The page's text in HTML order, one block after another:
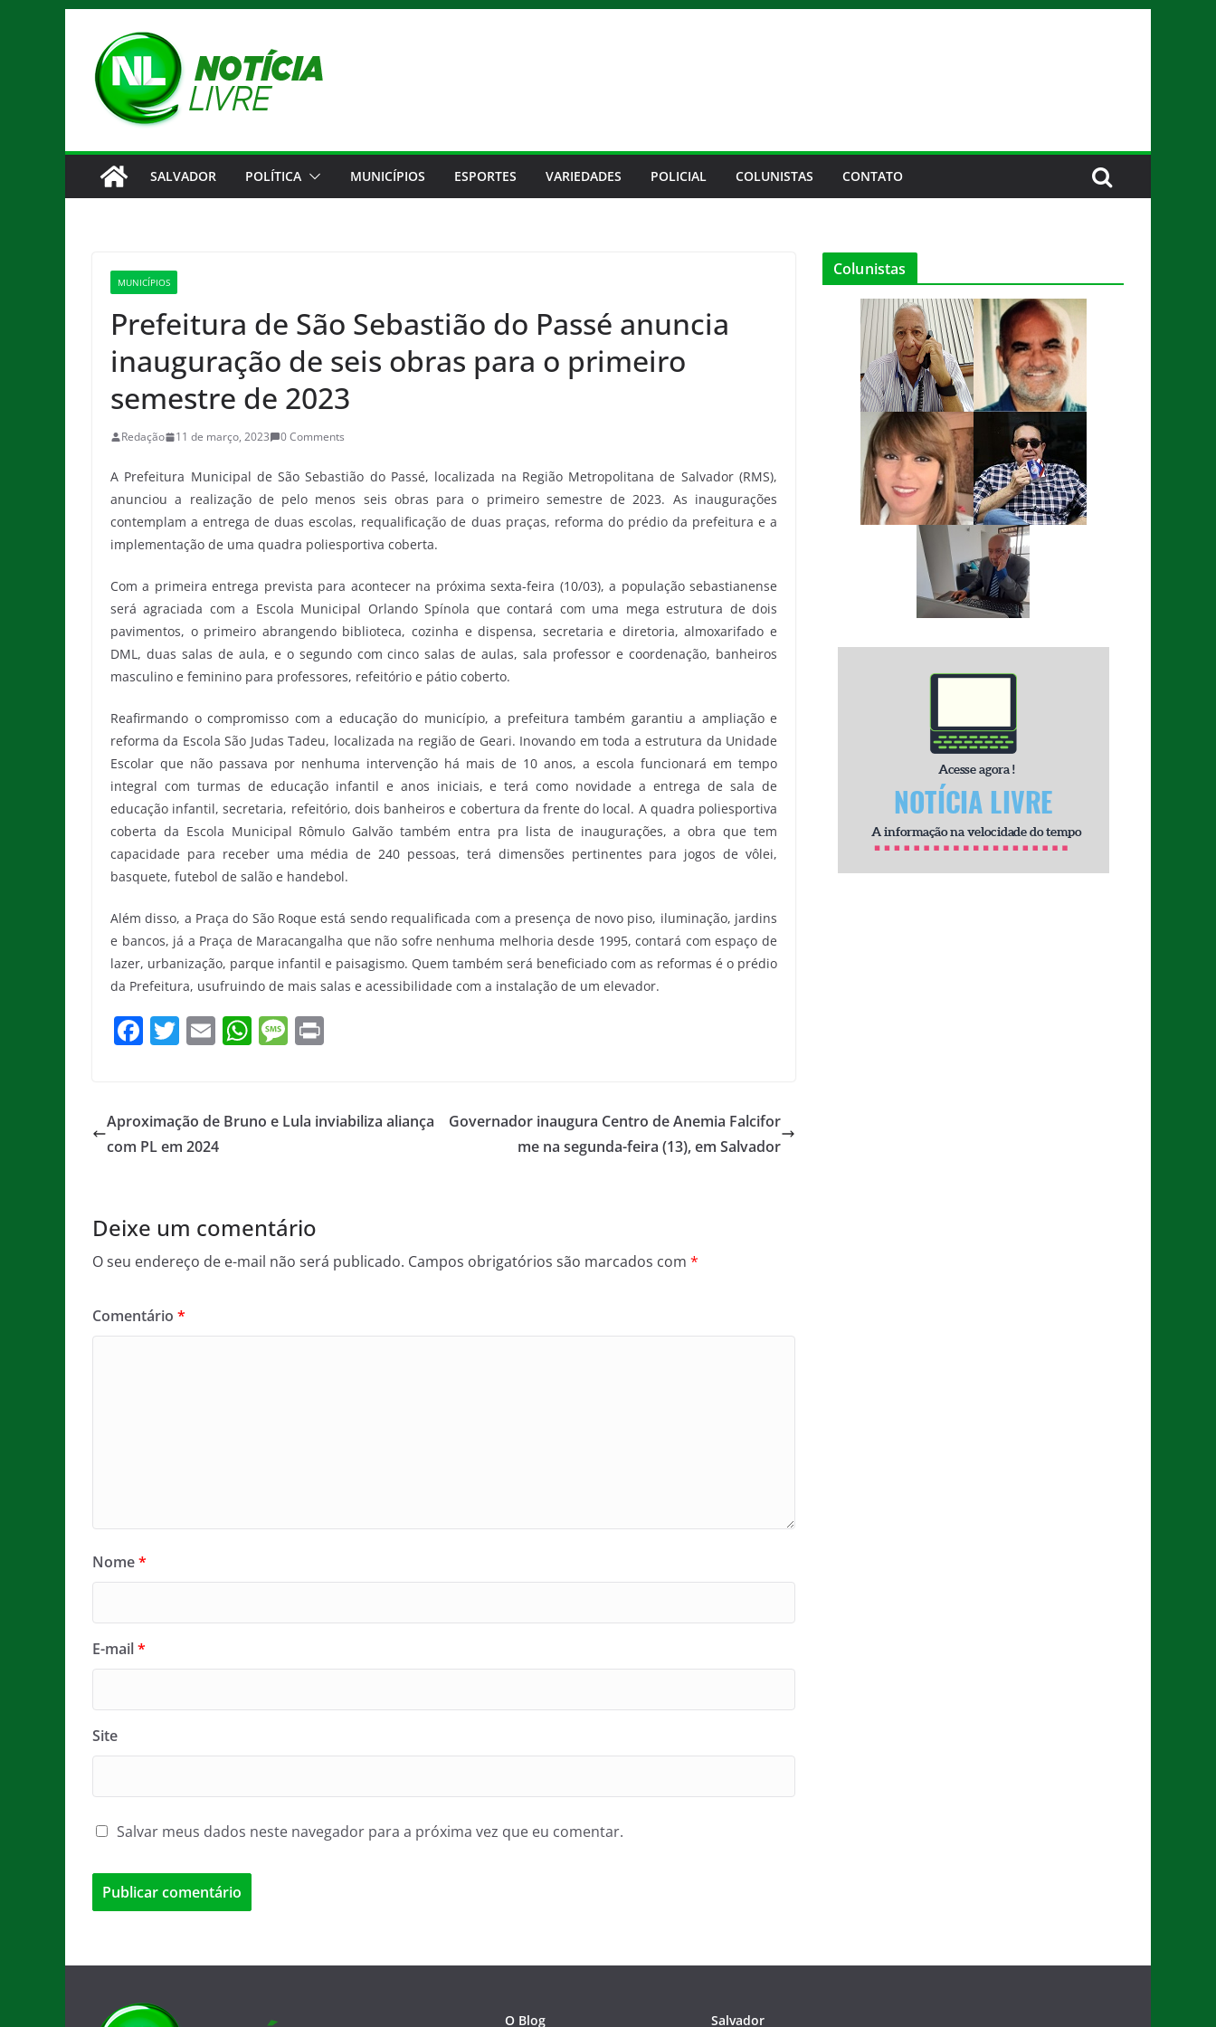
conteúdo
SALVADOR POLÍTICA MUNICÍPIOS ESPORTES VARIEDADES POLICIAL COLUNISTAS CONTATO
MUNICÍPIOS
Prefeitura de São Sebastião do Passé anuncia
inauguração de seis obras para o primeiro
semestre de 2023
Redação 11 de março, 2023 0 Comments
A Prefeitura Municipal de São Sebastião do Passé, localizada na Região Metropolitana de Salvador (RMS),
anunciou a realização de pelo menos seis obras para o primeiro semestre de 2023. As inaugurações
contemplam a entrega de duas escolas, requalificação de duas praças, reforma do prédio da prefeitura e a
implementação de uma quadra poliesportiva coberta.
Com a primeira entrega prevista para acontecer na próxima sexta-feira (10/03), a população sebastianense
será agraciada com a Escola Municipal Orlando Spínola que contará com uma mega estrutura de dois
pavimentos, o primeiro abrangendo biblioteca, cozinha e dispensa, secretaria e diretoria, almoxarifado e
DML, duas salas de aula, e o segundo com cinco salas de aulas, sala professor e coordenação, banheiros
masculino e feminino para professores, refeitório e pátio coberto.
Reafirmando o compromisso com a educação do município, a prefeitura também garantiu a ampliação e
reforma da Escola São Judas Tadeu, localizada na região de Geari. Inovando em toda a estrutura da Unidade
Escolar que não passava por nenhuma intervenção há mais de 10 anos, a escola funcionará em tempo
integral com turmas de educação infantil e anos iniciais, e terá como novidade a entrega de sala de
educação infantil, secretaria, refeitório, dois banheiros e cobertura da frente do local. A quadra poliesportiva
coberta da Escola Municipal Rômulo Galvão também entra pra lista de inaugurações, a obra que tem
capacidade para receber uma média de 240 pessoas, terá dimensões pertinentes para jogos de vôlei,
basquete, futebol de salão e handebol.
Além disso, a Praça do São Roque está sendo requalificada com a presença de novo piso, iluminação, jardins
e bancos, já a Praça de Maracangalha que não sofre nenhuma melhoria desde 1995, contará com espaço de
lazer, urbanização, parque infantil e paisagismo. Quem também será beneficiado com as reformas é o prédio
da Prefeitura, usufruindo de mais salas e acessibilidade com a instalação de um elevador.
F
e
b
k
T
er
E
l
W
s
M
a
Aproximação de Bruno e Lula inviabiliza aliança
com PL em 2024
Governador inaugura Centro de Anemia Falcifor
me na segunda-feira (13), em Salvador
Deixe um comentário
O seu endereço de e-mail não será publicado. Campos obrigatórios são marcados com *
Comentário *
Nome*
E-mail*
Site
Salvar meus dados neste navegador para a próxima vez que eu comentar.
Colunistas
O Blog Salvador